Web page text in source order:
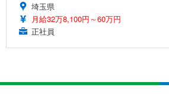
埼玉県
月給32万8,100円～60万円
正社員